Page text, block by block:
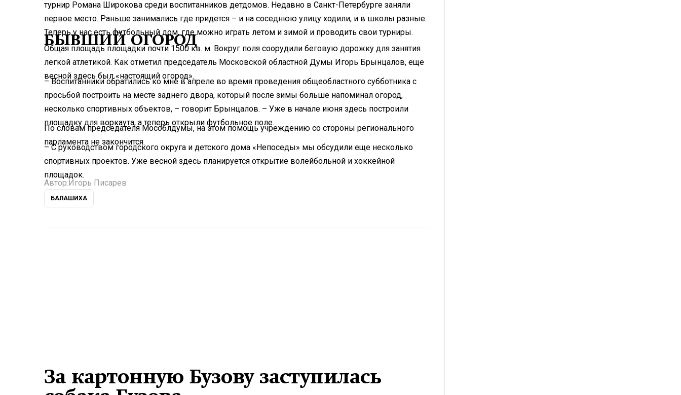
турнир Романа Широкова среди воспитанников детдомов. Недавно в Санкт-Петербурге заняли
первое место. Раньше занимались где придется – и на соседнюю улицу ходили, и в школы разные.
Теперь у нас есть футбольный дом, где можно играть летом и зимой и проводить свои турниры.
БЫВШИЙ ОГОРОД
Общая площадь площадки почти 1500 кв. м. Вокруг поля соорудили беговую дорожку для занятия
легкой атлетикой. Как отметил председатель Московской областной Думы Игорь Брынцалов, еще
весной здесь был «настоящий огород».
– Воспитанники обратились ко мне в апреле во время проведения общеобластного субботника с
просьбой построить на месте заднего двора, который после зимы больше напоминал огород,
несколько спортивных объектов, – говорит Брынцалов. – Уже в начале июня здесь построили
площадку для воркаута, а теперь открыли футбольное поле.
По словам председателя Мособлдумы, на этом помощь учреждению со стороны регионального
парламента не закончится.
– С руководством городского округа и детского дома «Непоседы» мы обсудили еще несколько
спортивных проектов. Уже весной здесь планируется открытие волейбольной и хоккейной
площадок.
Автор: Игорь Писарев
БАЛАШИХА
За картонную Бузову заступилась